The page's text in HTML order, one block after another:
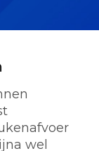
wel